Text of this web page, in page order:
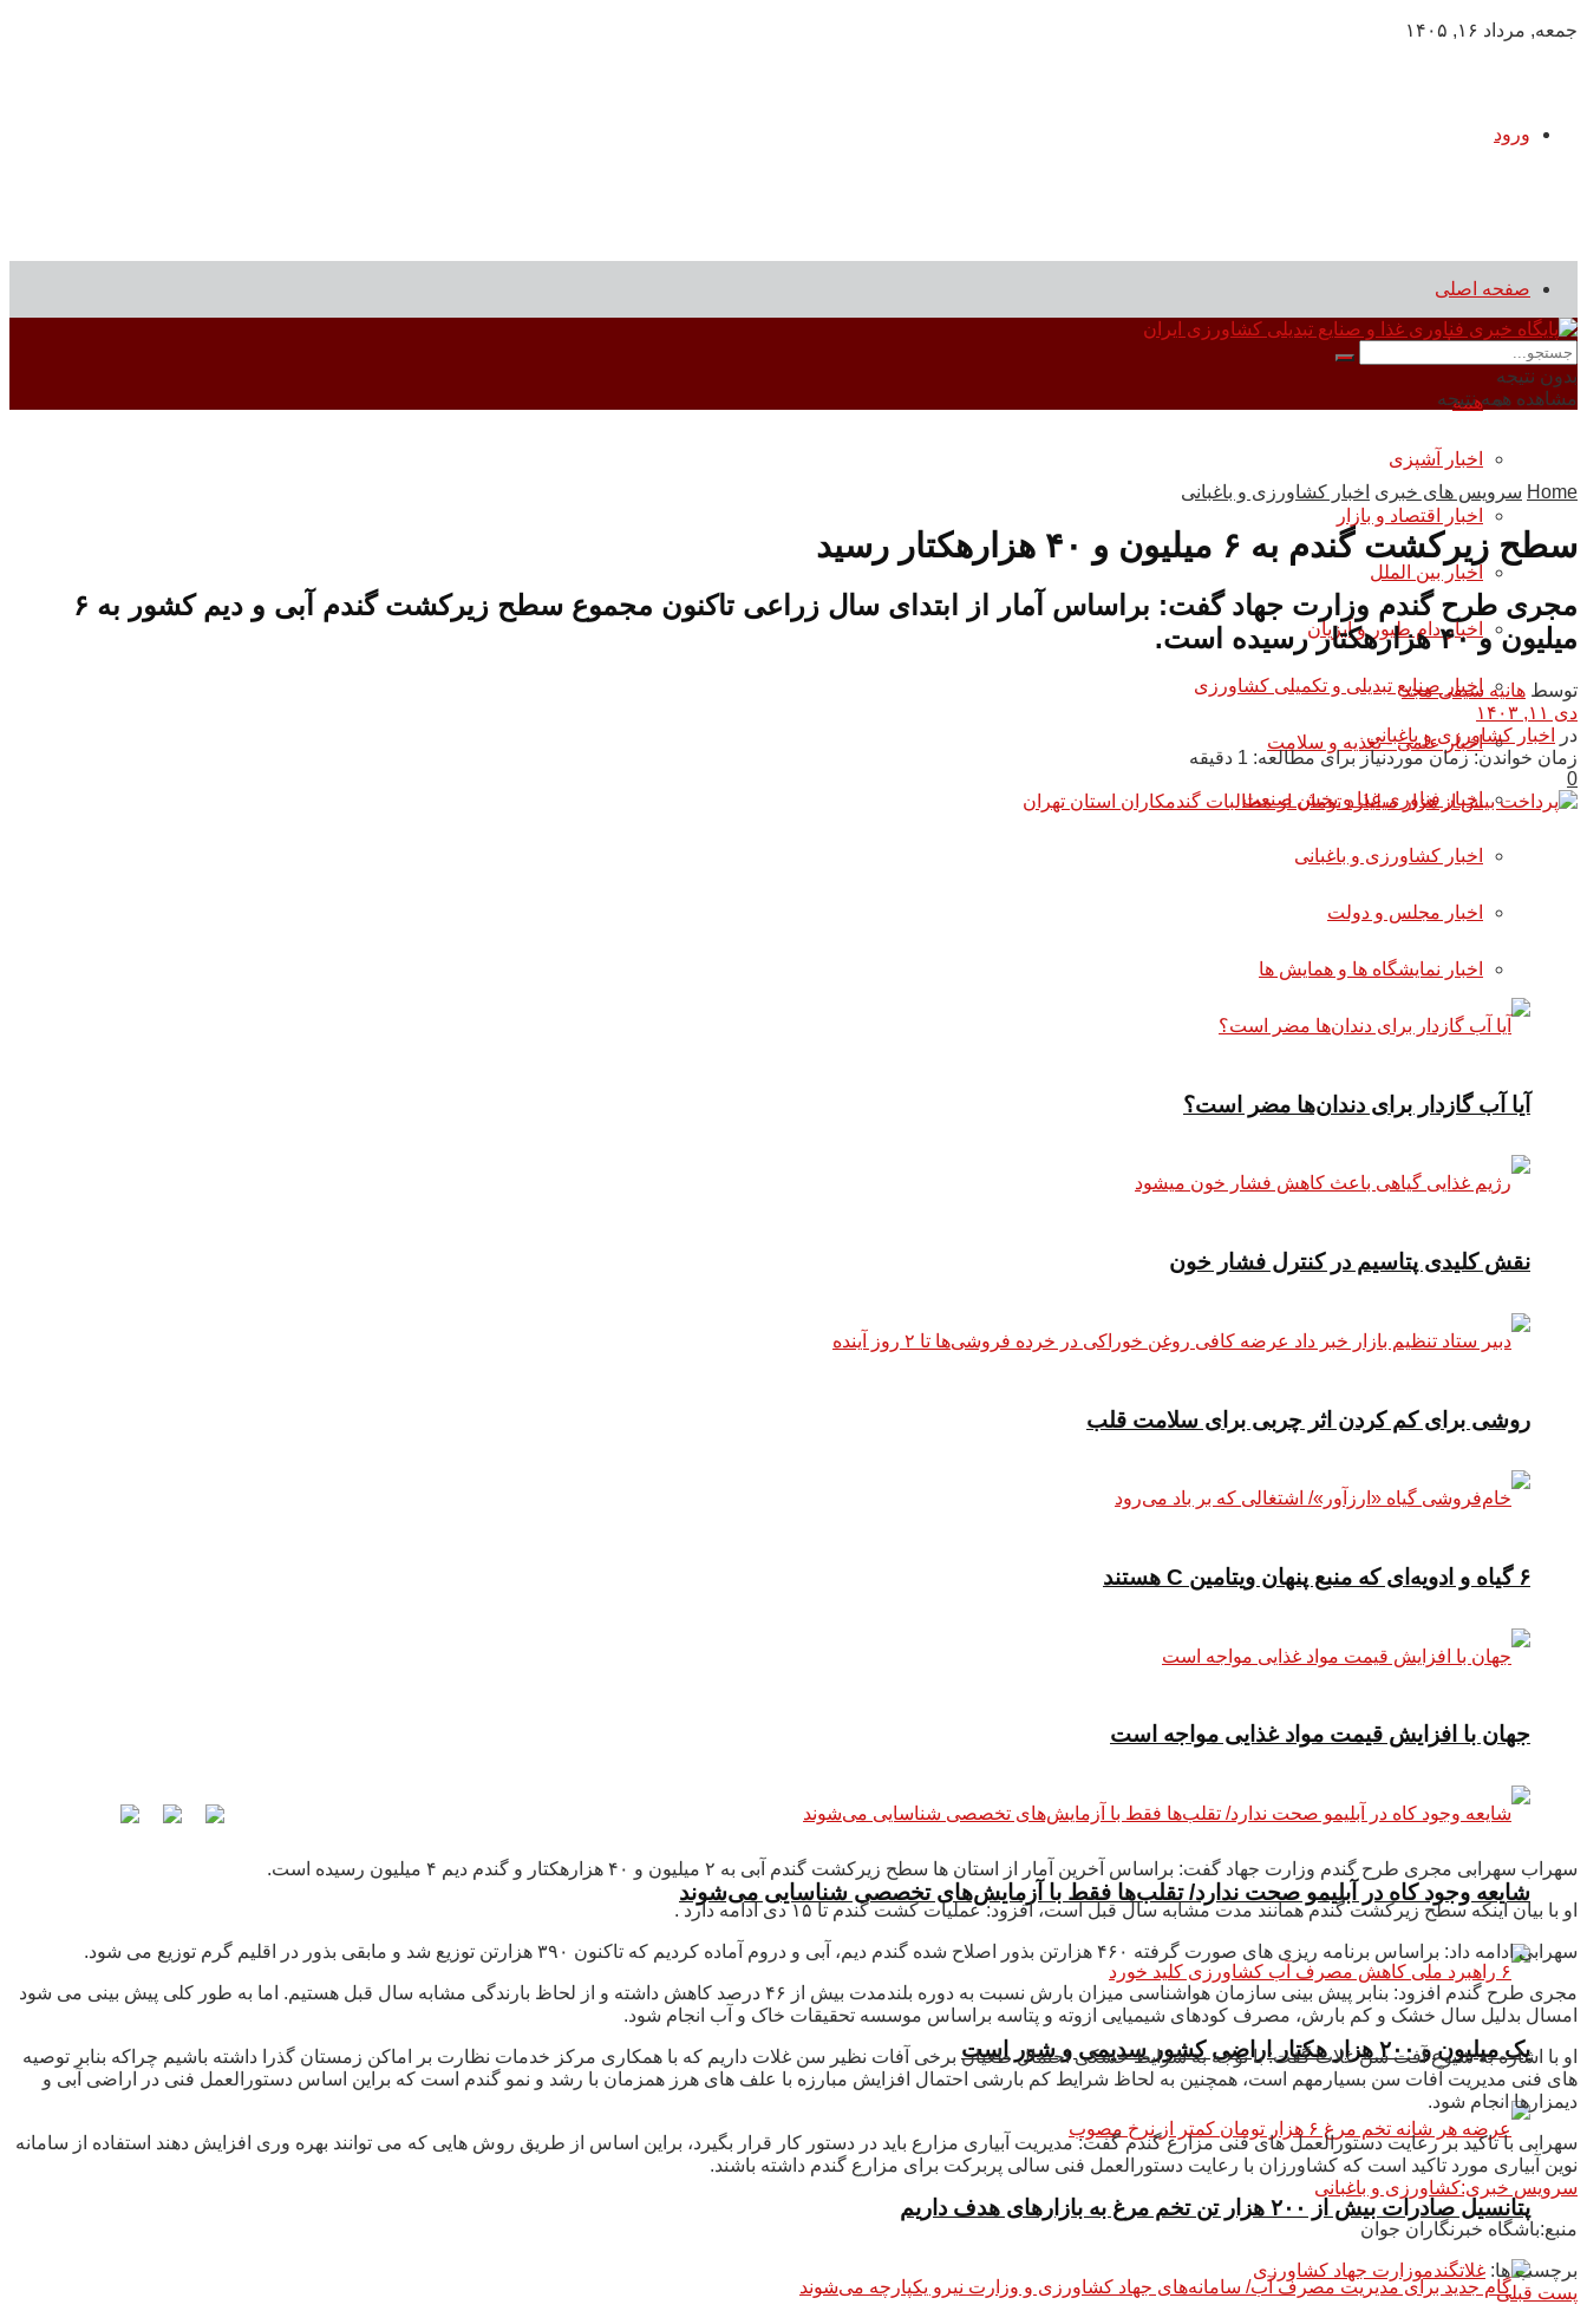
جمعه, مرداد ۱۶, ۱۴۰۵
ورود
صفحه اصلی
سرویس های خبری
همه
اخبار آشپزی
اخبار اقتصاد و بازار
اخبار بین الملل
اخبار دام طیور و آبزیان
اخبار صنایع تبدیلی و تکمیلی کشاورزی
اخبار علمی - تغذیه و سلامت
اخبار فناوری غذا و بخش صنعت
اخبار کشاورزی و باغبانی
اخبار مجلس و دولت
اخبار نمایشگاه ها و همایش ها
آیا آب گازدار برای دندان‌ها مضر است؟
نقش کلیدی پتاسیم در کنترل فشار خون
روشی برای کم کردن اثر چربی برای سلامت قلب
۶ گیاه و ادویه‌ای که منبع پنهان ویتامین C هستند
جهان با افزایش قیمت مواد غذایی مواجه است
شایعه وجود کاه در آبلیمو صحت ندارد/ تقلب‌ها فقط با آزمایش‌های تخصصی شناسایی می‌شوند
یک میلیون و ۲۰۰ هزار هکتار اراضی کشور سدیمی و شور است
پتانسیل صادرات بیش از ۲۰۰ هزار تن تخم مرغ به بازار‌های هدف داریم
بدون نتیجه
مشاهده همه نتیجه
Home سرویس های خبری اخبار کشاورزی و باغبانی
سطح زیرکشت گندم به ۶ میلیون و ۴۰ هزارهکتار رسید
مجری طرح گندم وزارت جهاد گفت: براساس آمار از ابتدای سال زراعی تاکنون مجموع سطح زیرکشت گندم آبی و دیم کشور به ۶
میلیون و ۴۰ هزارهکتار رسیده است.
توسط هانیه سیفی مجد
دی ۱۱, ۱۴۰۳
در
اخبار کشاورزی و باغبانی
زمان خواندن: زمان موردنیاز برای مطالعه: 1 دقیقه
0
سهراب سهرابی مجری طرح گندم وزارت جهاد گفت: براساس آخرین آمار از استان ها سطح زیرکشت گندم آبی به ۲ میلیون و ۴۰ هزارهکتار و گندم دیم ۴ میلیون رسیده است‌‌.
او با بیان اینکه سطح زیرکشت گندم همانند مدت مشابه سال قبل است، افزود: عملیات کشت گندم تا ۱۵ دی ادامه دارد .
سهرابی ادامه داد: براساس برنامه ریزی های صورت گرفته ۴۶۰ هزارتن بذور اصلاح شده گندم دیم، آبی و دروم آماده کردیم که تاکنون ۳۹۰ هزارتن توزیع شد و مابقی بذور در اقلیم گرم توزیع می شود.
مجری طرح گندم افزود: بنابر پیش بینی سازمان هواشناسی میزان بارش نسبت به دوره بلندمدت بیش از ۴۶ درصد کاهش داشته و از لحاظ بارندگی مشابه سال قبل هستیم. اما به طور کلی پیش بینی می شود
امسال بدلیل سال خشک و کم بارش، مصرف کودهای شیمیایی ازوته و پتاسه براساس موسسه تحقیقات خاک و آب انجام شود.
او با اشاره به شیوع آفت سن غلات گفت: با توجه به شرایط خشکی احتمال طغیان برخی آفات نظیر سن غلات داریم که با همکاری مرکز خدمات نظارت بر اماکن زمستان گذرا داشته باشیم چراکه بنابر توصیه
های فنی مدیریت آفات سن بسیارمهم است، همچنین به لحاظ شرایط کم بارشی احتمال افزایش مبارزه با علف های هرز همزمان با رشد و نمو گندم است که براین اساس دستورالعمل فنی در اراضی آبی و
دیمزارها انجام شود.
سهرابی با تاکید بر رعایت دستورالعمل های فنی مزارع گندم گفت: مدیریت آبیاری مزارع باید در دستور کار قرار بگیرد، براین اساس از طریق روش هایی که می توانند بهره وری افزایش دهند استفاده از سامانه
نوین آبیاری مورد تاکید است که کشاورزان با رعایت دستورالعمل فنی سالی پربرکت برای مزارع گندم داشته باشند.
سرویس خبری:کشاورزی و باغبانی
منبع:باشگاه خبرنگاران جوان
برچسب ها: غلاتگندموزارت جهاد کشاورزی
پست قبلی